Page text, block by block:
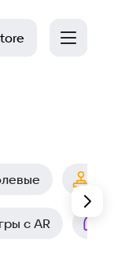
с AR